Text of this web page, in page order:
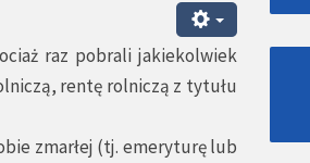
raz pobrali jakiekolwiek
rentę rolniczą z tytułu
zmarłej (tj. emeryturę lub